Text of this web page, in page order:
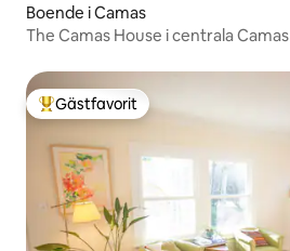
Boende i Camas
The Camas House i centrala Camas
Populär gästfavorit
Gästfavorit